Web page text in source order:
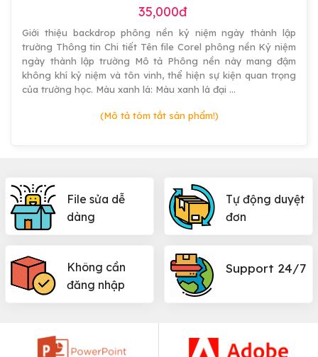
35,000đ
Giới thiệu backdrop phông nền kỷ niệm ngày thành lập
trường Thông tin Chi tiết Tên file Corel phông nền Kỷ niệm
ngày thành lập trường Mô tả Phông nền này mang đậm
không khí kỷ niệm và tôn vinh, thể hiện sự kiện quan trọng
của trường học. Màu xanh lá: Màu xanh lá đại …
(Mô tả tóm tắt sản phẩm!)
File sửa dễ
dàng
Tự động duyệt
đơn
Không cần
đăng nhập
Support 24/7